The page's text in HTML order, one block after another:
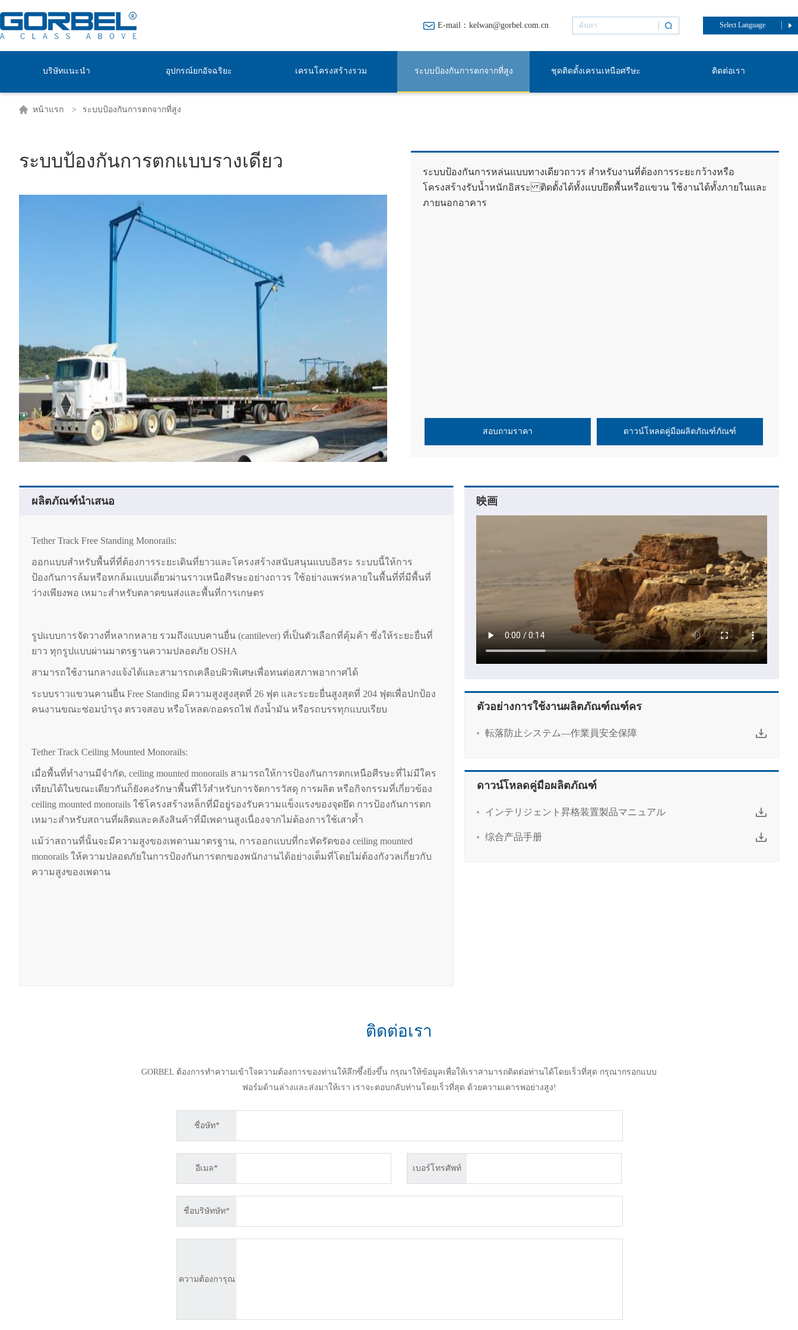
E-mail：kelwan@gorbel.com.cn Select Language
บริษัทแนะนำ อุปกรณ์ยกอัจฉริยะ เครนโครงสร้างรวม ระบบป้องกันการตกจากที่สูง ชุดติดตั้งเครนเหนือศรีษะ ติดต่อเรา
หน้าแรก ระบบป้องกันการตกจากที่สูง
ระบบป้องกันการตกแบบรางเดียว
ระบบป้องกันการหล่นแบบทางเดียวถาวร สำหรับงานที่ต้องการระยะกว้างหรือ
โครงสร้างรับน้ำหนักอิสระ ติดตั้งได้ทั้งแบบยึดพื้นหรือแขวน ใช้งานได้ทั้งภายในและ
ภายนอกอาคาร
สอบถามราคา ดาวน์โหลดคู่มือผลิตภัณฑ์ภัณฑ์
ผลิตภัณฑ์นำเสนอ
Tether Track Free Standing Monorails:
ออกแบบสำหรับพื้นที่ที่ต้องการระยะเดินที่ยาวและโครงสร้างสนับสนุนแบบอิสระ ระบบนี้ให้การ
ป้องกันการล้มหรือหกล้มแบบเดี่ยวผ่านราวเหนือศีรษะอย่างถาวร ใช้อย่างแพร่หลายในพื้นที่ที่มีพื้นที่
ว่างเพียงพอ เหมาะสำหรับตลาดขนส่งและพื้นที่การเกษตร
รูปแบบการจัดวางที่หลากหลาย รวมถึงแบบคานยื่น (cantilever) ที่เป็นตัวเลือกที่คุ้มค้า ซึ่งให้ระยะยื่นที่
ยาว ทุกรูปแบบผ่านมาตรฐานความปลอดภัย OSHA
สามารถใช้งานกลางแจ้งได้และสามารถเคลือบผิวพิเศษเพื่อทนต่อสภาพอากาศได้
ระบบราวแขวนคานยื่น Free Standing มีความสูงสูงสุดที่ 26 ฟุต และระยะยื่นสูงสุดที่ 204 ฟุตเพื่อปกป้อง
คนงานขณะซ่อมบำรุง ตรวจสอบ หรือโหลด/ถอดรถไฟ ถังน้ำมัน หรือรถบรรทุกแบบเรียบ
Tether Track Ceiling Mounted Monorails:
เมื่อพื้นที่ทำงานมีจำกัด, ceiling mounted monorails สามารถให้การป้องกันการตกเหนือศีรษะที่ไม่มีใคร
เทียบได้ในขณะเดียวกันก็ยังคงรักษาพื้นที่ไว้สำหรับการจัดการวัสดุ การผลิต หรือกิจกรรมที่เกี่ยวข้อง
ceiling mounted monorails ใช้โครงสร้างหล็กที่มีอยู่รองรับความแข็งแรงของจุดยึด การป้องกันการตก
เหมาะสำหรับสถานที่ผลิตและคลังสินค้าที่มีเพดานสูงเนื่องจากไม่ต้องการใช้เสาค้ำ
แม้ว่าสถานที่นั้นจะมีความสูงของเพดานมาตรฐาน, การออกแบบที่กะทัดรัดของ ceiling mounted
monorails ให้ความปลอดภัยในการป้องกันการตกของพนักงานได้อย่างเต็มที่โดยไม่ต้องกังวลเกี่ยวกับ
ความสูงของเพดาน
映画
ตัวอย่างการใช้งานผลิตภัณฑ์ณฑ์คร
転落防止システム—作業員安全保障
ดาวน์โหลดคู่มือผลิตภัณฑ์
インテリジェント昇格装置製品マニュアル
综合产品手册
ติดต่อเรา
GORBEL ต้องการทำความเข้าใจความต้องการของท่านให้ลึกซึ้งยิ่งขึ้น กรุณาให้ข้อมูลเพื่อให้เราสามารถติดต่อท่านได้โดยเร็วที่สุด กรุณากรอกแบบ
ฟอร์มด้านล่างและส่งมาให้เรา เราจะตอบกลับท่านโดยเร็วที่สุด ด้วยความเคารพอย่างสูง!
ชื่อษัท*
อีเมล* เบอร์โทรศัพท์
ชื่อบริษัทษัท*
ความต้องการุณ